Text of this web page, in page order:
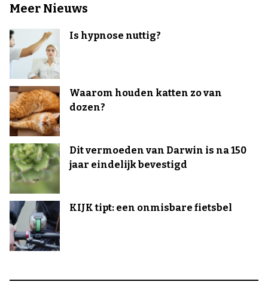
Meer Nieuws
Is hypnose nuttig?
Waarom houden katten zo van
dozen?
Dit vermoeden van Darwin is na 150
jaar eindelijk bevestigd
KIJK tipt: een onmisbare fietsbel